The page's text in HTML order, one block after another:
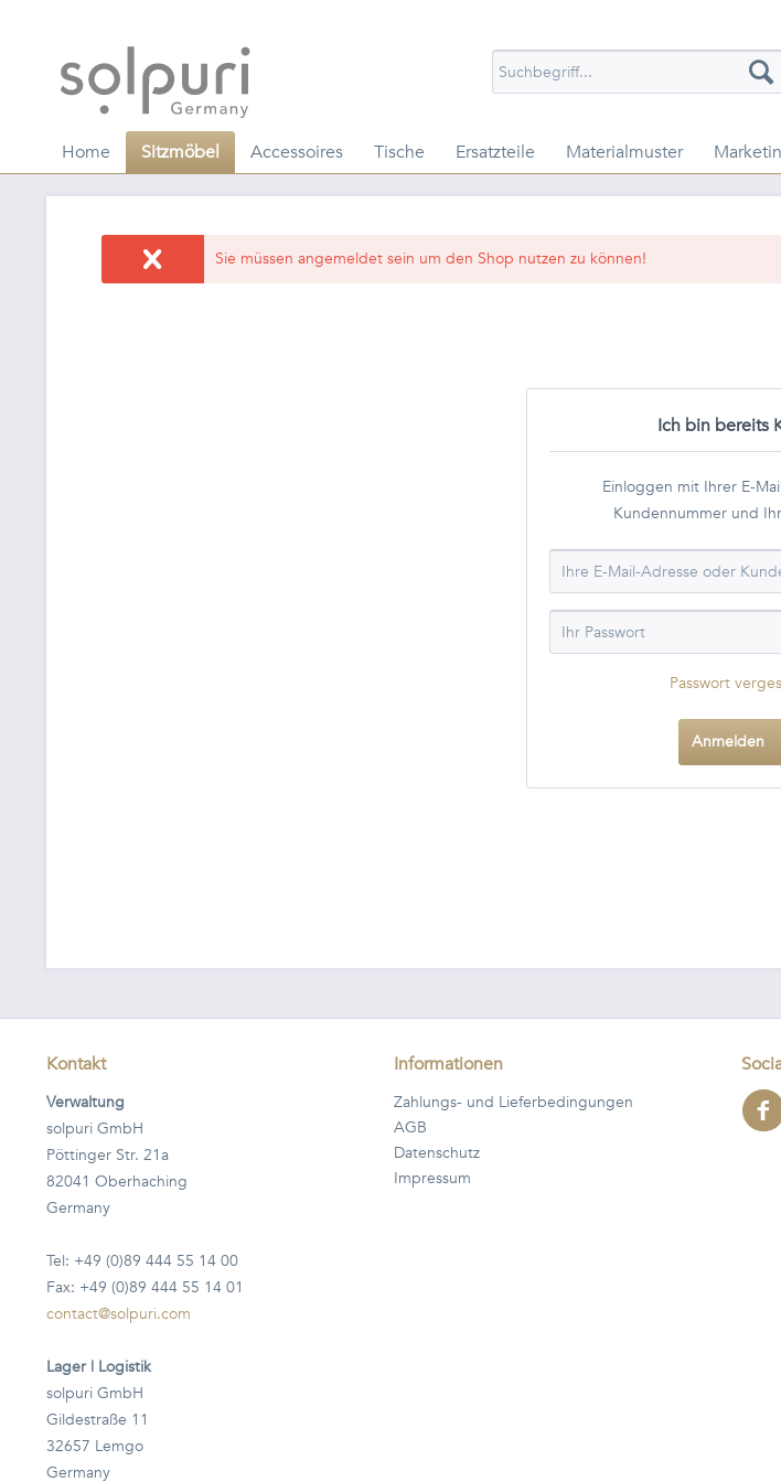
Home Sitzmöbel Accessoires Tische Ersatzteile Materialmuster
Sie müssen angemeldet sein um den Shop nutzen zu können!
Ich bin bereits
Einloggen mit Ihrer E-
Kundennummer und
Passwort
Anmelden
Kontakt
Verwaltung
solpuri GmbH
Pöttinger Str. 21a
82041 Oberhaching
Germany
Tel: +49 (0)89 444 55 14 00
Fax: +49 (0)89 444 55 14 01
contact@solpuri.com
Lager | Logistik
solpuri GmbH
Gildestraße 11
32657 Lemgo
Germany
Informationen
Zahlungs- und Lieferbedingungen
AGB
Datenschutz
Impressum